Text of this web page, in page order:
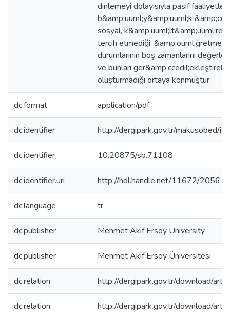
dinlemeyi dolayısıyla pasif
b&amp;uuml;y&amp;uuml;k
sosyal, k&amp;uuml;lt&amp;uuml;rel
tercih etmediği,
durumlarının boş zamanlarını
ve bunları
oluşturmadığı ortaya konmuştur.
dc.format application/pdf
dc.identifier http://dergipark.gov.tr/makusobed/
dc.identifier 10.20875/sb.71108
dc.identifier.uri http://hdl.handle.net/11672/2056
dc.language tr
dc.publisher Mehmet Akif Ersoy University
dc.publisher Mehmet Akif Ersoy Üniversitesi
dc.relation http://dergipark.gov.tr/download/
dc.relation http://dergipark.gov.tr/download/